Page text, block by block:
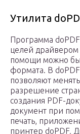
Утилита
Программа
целей драйвером
помощи можно
формата. В doPDF
позволяют
разрешение
создания PDF-
документ при
печать,
принтер doPDF.